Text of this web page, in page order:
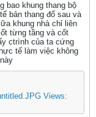
bao khung thang bộ
bản thang đổ sau và
khung nhà chỉ liên
từng tầng và cốt
ctrình của ta cứng
tế làm việc không